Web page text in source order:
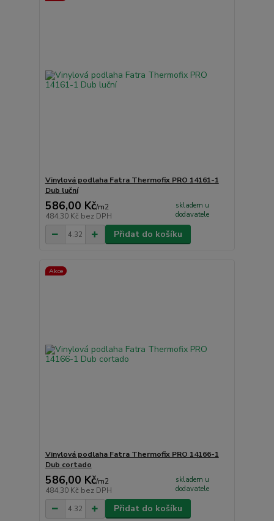
Vinylová podlaha Fatra Thermofix PRO 14161-1
Dub luční
586,00 Kč/m2
484,30 Kč bez DPH
skladem u
dodavatele
Přidat do košíku
Akce
Vinylová podlaha Fatra Thermofix PRO 14166-1
Dub cortado
586,00 Kč/m2
484,30 Kč bez DPH
skladem u
dodavatele
Přidat do košíku